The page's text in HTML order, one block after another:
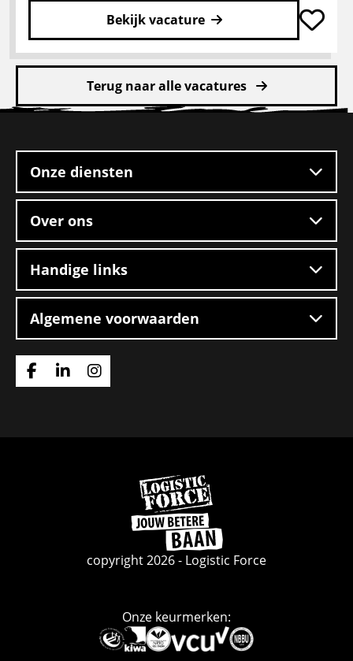
Bekijk vacature
Lees
meer
CE
Terug naar alle vacatures
footer
Onze diensten
Over ons
Handige links
Algemene voorwaarden
Ga
Ga
Ga
Ga
naar
de
homepage
copyright 2026 - Logistic Force
Onze keurmerken:
Deze
link